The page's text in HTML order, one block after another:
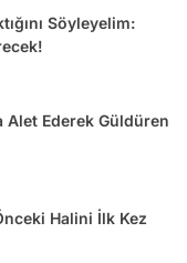
Söyleyelim:
Alet Ederek Güldüren
Halini İlk Kez